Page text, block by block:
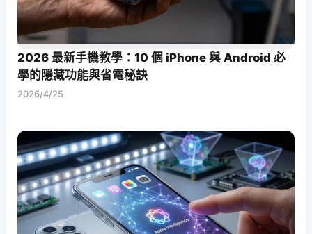
2026 最新手機教學：10 個 iPhone 與 Android 必
學的隱藏功能與省電秘訣
2026/4/25